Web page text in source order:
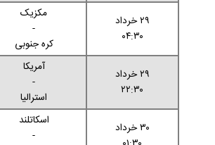
۲۹ خرداد
۰۴:۳۰
مکزیک
-
کره جنوبی
۲۹ خرداد
۲۲:۳۰
آمریکا
-
استرالیا
۳۰ خرداد
اسکاتلند
-